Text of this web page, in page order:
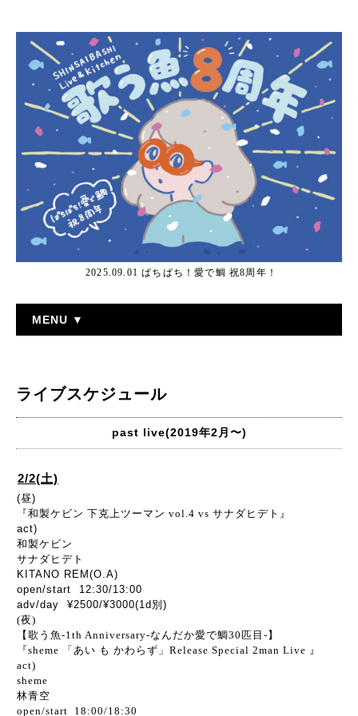
2025.09.01 ぱちぱち！愛で鯛 祝8周年！
MENU ▼
ライブスケジュール
past live(2019年2月〜)
2/2(土)
(昼)
『和製ケビン 下克上ツーマン vol.4 vs サナダヒデト』
act)
和製ケビン
サナダヒデト
KITANO REM(O.A)
open/start 12:30/13:00
adv/day ¥2500/¥3000(1d別)
(夜)
【歌う魚-1th Anniversary-なんだか愛で鯛30匹目-】
『sheme 「あい も かわらず」Release Special 2man Live 』
act)
sheme
林青空
open/start 18:00/18:30